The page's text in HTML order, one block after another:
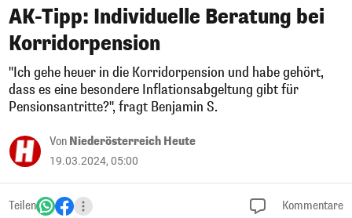
AK-Tipp: Individuelle Beratung bei
Korridorpension
"Ich gehe heuer in die Korridorpension und habe gehört,
dass es eine besondere Inflationsabgeltung gibt für
Pensionsantritte?", fragt Benjamin S.
Von Niederösterreich Heute
19.03.2024, 05:00
Teilen Kommentare